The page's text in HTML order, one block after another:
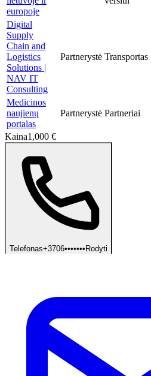
europoje
Digital
Supply
Chain and
Logistics
Solutions |
NAV IT
Consulting
Partnerystė Transportas
Medicinos
naujienų
portalas
Partnerystė Partneriai
Kaina1,000 €
Telefonas+3706••••••• Rodyti